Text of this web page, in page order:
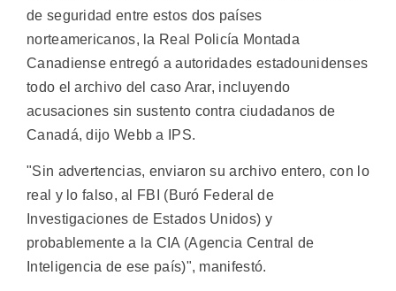
de seguridad entre estos dos países
norteamericanos, la Real Policía Montada
Canadiense entregó a autoridades estadounidenses
todo el archivo del caso Arar, incluyendo
acusaciones sin sustento contra ciudadanos de
Canadá, dijo Webb a IPS.
"Sin advertencias, enviaron su archivo entero, con lo
real y lo falso, al FBI (Buró Federal de
Investigaciones de Estados Unidos) y
probablemente a la CIA (Agencia Central de
Inteligencia de ese país)", manifestó.